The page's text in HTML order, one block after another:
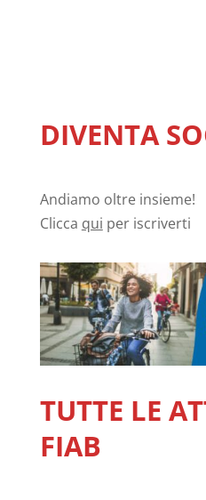
DIVENTA
Andiamo oltre insieme!
Clicca qui per iscriverti
TUTTE LE
FIAB